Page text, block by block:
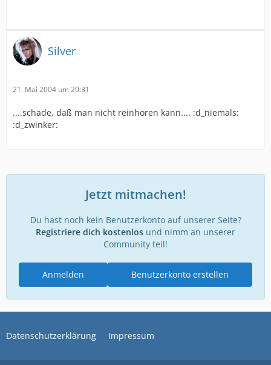
Silver
21. Mai 2004 um 20:31
....schade, daß man nicht reinhören kann.... :d_niemals:
:d_zwinker:
Jetzt mitmachen!
Du hast noch kein Benutzerkonto auf unserer Seite?
Registriere dich kostenlos und nimm an unserer
Community teil!
Benutzerkonto erstellen
Anmelden
Datenschutzerklärung Impressum